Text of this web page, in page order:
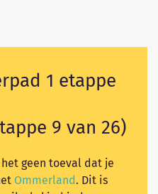
1 etappe
9 van 26)
geen toeval dat je
Ommerland. Dit is